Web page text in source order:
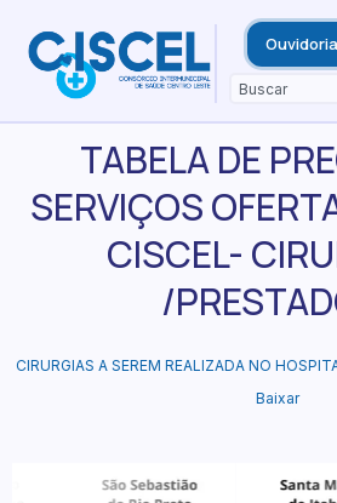
Ouvidoria
TABELA DE
SERVIÇOS
CISCEL-
/
CIRURGIAS A SEREM REALIZADA NO
Baixar